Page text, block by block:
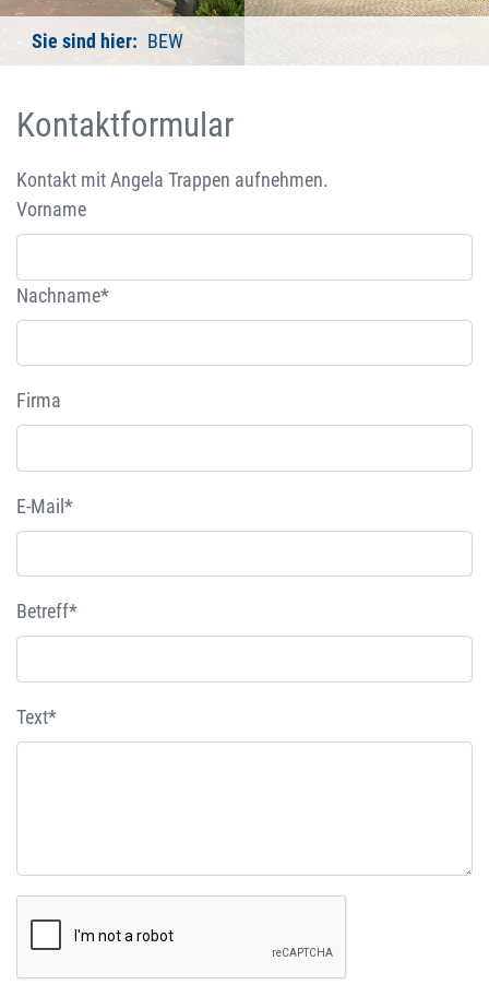
Sie sind hier: BEW
Kontaktformular
Kontakt mit Angela Trappen aufnehmen.
Vorname
Nachname*
Firma
E-Mail*
Betreff*
Text*